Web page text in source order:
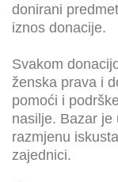
donirani
iznos donacije.
Svakom
ženska prava i
pomoći i
nasilje. Bazar je
razmjenu
zajednici.